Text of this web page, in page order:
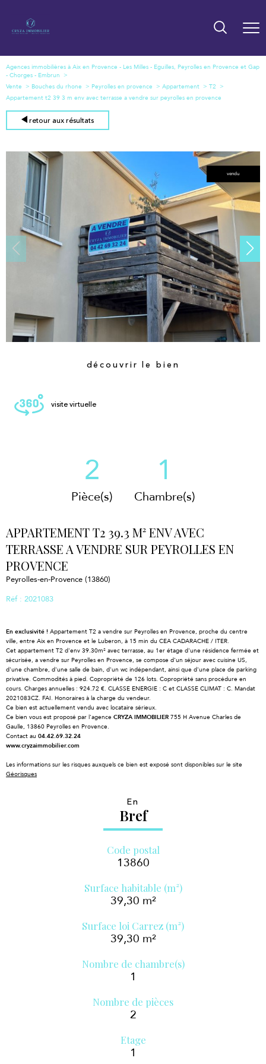
Agences immobilières à Aix en Provence - Les Milles - Eguilles, Peyrolles en Provence et Gap
- Chorges - Embrun
Vente
Bouches du rhone Peyrolles en provence Appartement
T2
Appartement t2 39 3 m env avec terrasse a vendre sur peyrolles en provence
retour aux résultats
vendu
découvrir le bien
visite virtuelle
2
Pièce(s)
1
Chambre(s)
APPARTEMENT T2 39.3 M² ENV AVEC
TERRASSE A VENDRE SUR PEYROLLES EN
PROVENCE
Peyrolles-en-Provence (13860)
Réf : 2021083
En exclusivité ! Appartement T2 a vendre sur Peyrolles en Provence, proche du centre
ville, entre Aix en Provence et le Luberon, à 15 min du CEA CADARACHE / ITER.
Cet appartement T2 d'env 39.30m² avec terrasse, au 1er étage d'une résidence fermée et
sécurisée, a vendre sur Peyrolles en Provence, se compose d'un séjour avec cuisine US,
d'une chambre, d'une salle de bain, d'un wc indépendant, ainsi que d'une place de parking
privative. Commodités à pied. Copropriété de 126 lots. Copropriété sans procédure en
cours. Charges annuelles : 924.72 €. CLASSE ENERGIE : C et CLASSE CLIMAT : C. Mandat
2021083CZ. FAI. Honoraires à la charge du vendeur.
Ce bien est actuellement vendu avec locataire sérieux.
Ce bien vous est proposé par l'agence CRYZA IMMOBILIER 755 H Avenue Charles de
Gaulle, 13860 Peyrolles en Provence.
Contact au 04.42.69.32.24
www.cryzaimmobilier.com
Les informations sur les risques auxquels ce bien est exposé sont disponibles sur le site
Géorisques
En
Bref
Code postal
13860
Surface habitable (m²)
39,30 m²
Surface loi Carrez (m²)
39,30 m²
Nombre de chambre(s)
1
Nombre de pièces
2
Etage
1